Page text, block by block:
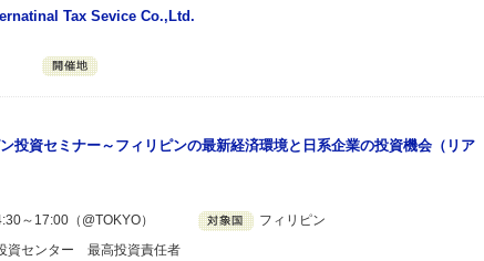
Tax Sevice Co.,Ltd.
投資セミナー～フィリピンの最新経済環境と日系企業の投資機会（リア
～17:00（@TOKYO） フィリピン
資センター 最高投資責任者